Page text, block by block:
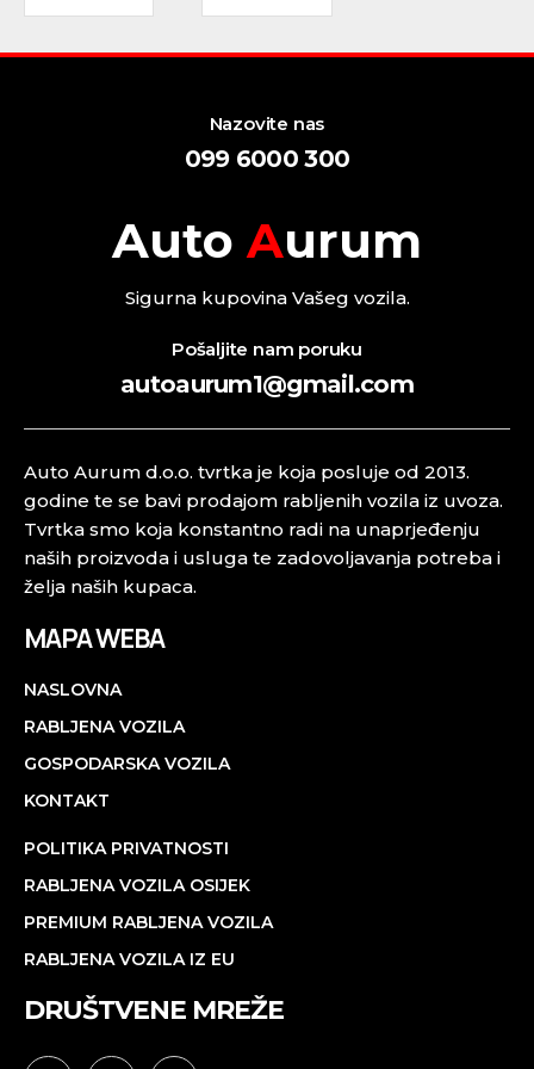
Nazovite nas
099 6000 300
AutoAurum
Sigurna kupovina Vašeg vozila.
Pošaljite nam poruku
autoaurum1@gmail.com
Auto Aurum d.o.o. tvrtka je koja posluje od 2013.
godine te se bavi prodajom rabljenih vozila iz uvoza.
Tvrtka smo koja konstantno radi na unaprjeđenju
naših proizvoda i usluga te zadovoljavanja potreba i
želja naših kupaca.
MAPA WEBA
NASLOVNA
RABLJENA VOZILA
GOSPODARSKA VOZILA
KONTAKT
POLITIKA PRIVATNOSTI
RABLJENA VOZILA OSIJEK
PREMIUM RABLJENA VOZILA
RABLJENA VOZILA IZ EU
DRUŠTVENE MREŽE